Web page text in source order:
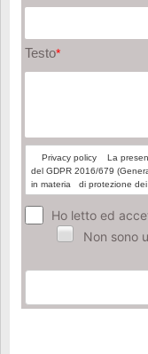
Testo*
Ho letto ed
Non sono